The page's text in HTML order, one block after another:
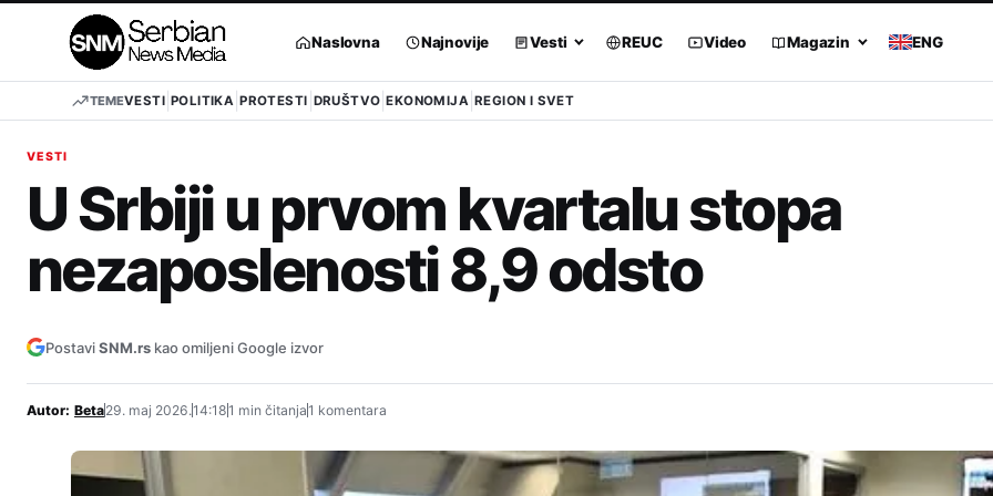
Naslovna Najnovije Vesti REUC Video Magazin ENG
TEMEVESTI POLITIKA PROTESTI DRUŠTVO EKONOMIJA REGION I SVET
VESTI
U Srbiji u prvom kvartalu stopa
nezaposlenosti 8,9 odsto
PostaviSNM.rs kao omiljeni Google izvor
Autor: Beta29. maj 2026.14:181 min čitanja1 komentara